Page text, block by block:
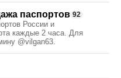
паспортов 92
России и
каждые 2 часа. Для
@vilgan63.